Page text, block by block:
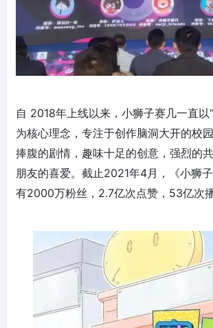
自 2018年上线以来，小狮子赛几一直以
为核心理念，专注于创作脑洞大开的校
捧腹的剧情，趣味十足的创意，强烈的
朋友的喜爱。截止2021年4月，《小狮
有2000万粉丝，2.7亿次点赞，53亿次播